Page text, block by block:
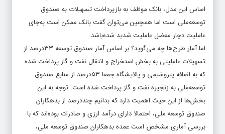
اساس این مدل، بانک موظف به بازپرداخت تسهیلات به صندوق
توسعه‌ملی است اما همچنین می‌توان گفت بانک ممکن است به‌جای
عاملیت دچار معضل عاملیت شدید شده‌باشد.
اما آمار طرح‌ها چه می‌گوید؟ بر اساس آمار صندوق توسعه ۳۳‌درصد از
تسهیلات عاملیتی به بخش استخراج و انتقال نفت و گاز پرداخت شده
که به اضافه پتروشیمی و پالایشگاه جمعا ۵۳‌درصد از منابع صندوق
توسعه‌ملی به زنجیره نفت و گاز پرداخت شده است. توجه به این
بخش‌ها از این حیث اهمیت دارد که بدانیم چند‌درصد از بدهکاران
صندوق توسعه ملی، احتمالا دارای درآمد ارزی و صادرات بوده‌‌‌‌‌‌اند که با
بررسی آماری مشخص است عمده بدهکاران صندوق توسعه ملی،